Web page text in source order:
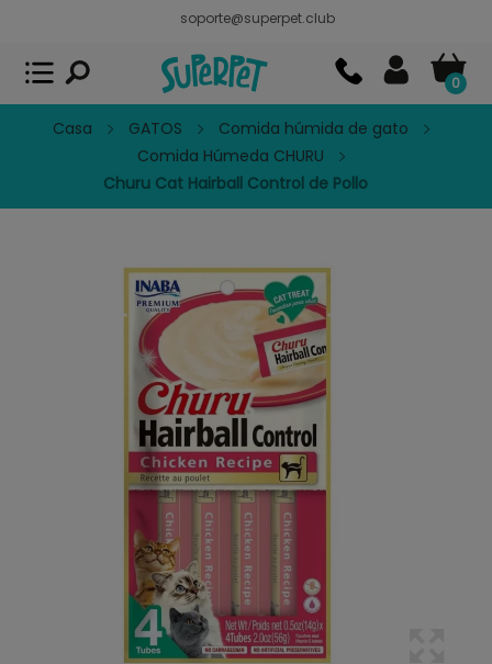
soporte@superpet.club
0
Casa GATOS
Comida húmida de gato
Comida Húmeda CHURU
Churu Cat Hairball Control de Pollo
Superpet, comida para mascotas
APP GRATIS - En Google Play